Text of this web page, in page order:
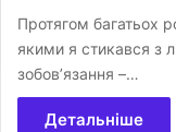
Протягом багатьох
якими я стикався з
зобов’язання –…
Детальніше